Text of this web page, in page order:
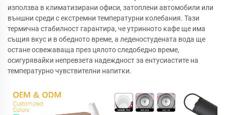
използва в климатизирани офиси, затоплени автомобили или
външни среди с екстремни температурни колебания. Тази
термична стабилност гарантира, че утринното кафе ще има
същия вкус и в обедното време, а леденостудената вода ще
остане освежаваща през цялото следобедно време,
осигурявайки непревзета надеждност за ентусиастите на
температурно чувствителни напитки.